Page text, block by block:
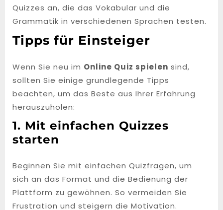
Quizzes an, die das Vokabular und die
Grammatik in verschiedenen Sprachen testen.
Tipps für Einsteiger
Wenn Sie neu im Online Quiz spielen sind,
sollten Sie einige grundlegende Tipps
beachten, um das Beste aus Ihrer Erfahrung
herauszuholen:
1. Mit einfachen Quizzes
starten
Beginnen Sie mit einfachen Quizfragen, um
sich an das Format und die Bedienung der
Plattform zu gewöhnen. So vermeiden Sie
Frustration und steigern die Motivation.